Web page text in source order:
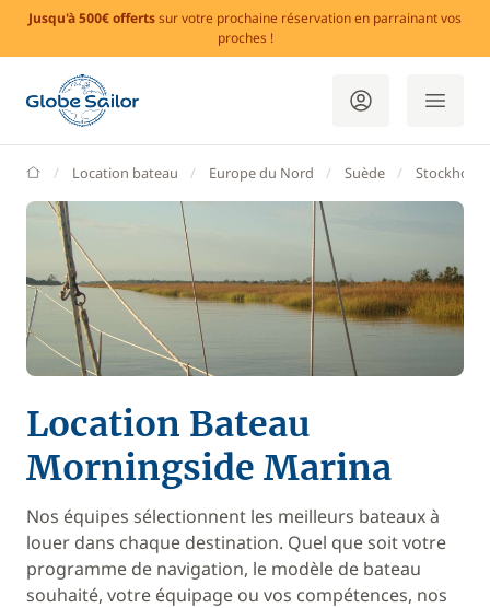
Jusqu'à 500€ offertssur votre prochaine réservation en parrainant vos
proches !
GlobeSailor
Location bateau Europe du Nord Suède Stockholm
Location Bateau
Morningside Marina
Nos équipes sélectionnent les meilleurs bateaux à
louer dans chaque destination. Quel que soit votre
programme de navigation, le modèle de bateau
souhaité, votre équipage ou vos compétences, nos